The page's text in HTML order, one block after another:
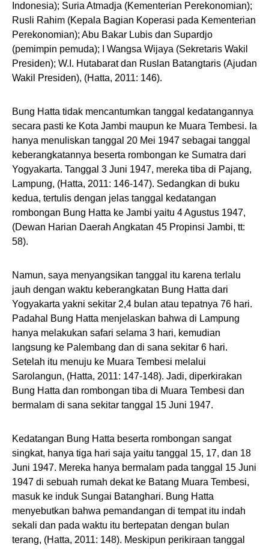
Indonesia); Suria Atmadja (Kementerian Perekonomian);
Rusli Rahim (Kepala Bagian Koperasi pada Kementerian
Perekonomian); Abu Bakar Lubis dan Supardjo
(pemimpin pemuda); I Wangsa Wijaya (Sekretaris Wakil
Presiden); W.I. Hutabarat dan Ruslan Batangtaris (Ajudan
Wakil Presiden), (Hatta, 2011: 146).
Bung Hatta tidak mencantumkan tanggal kedatangannya
secara pasti ke Kota Jambi maupun ke Muara Tembesi. Ia
hanya menuliskan tanggal 20 Mei 1947 sebagai tanggal
keberangkatannya beserta rombongan ke Sumatra dari
Yogyakarta. Tanggal 3 Juni 1947, mereka tiba di Pajang,
Lampung, (Hatta, 2011: 146-147). Sedangkan di buku
kedua, tertulis dengan jelas tanggal kedatangan
rombongan Bung Hatta ke Jambi yaitu 4 Agustus 1947,
(Dewan Harian Daerah Angkatan 45 Propinsi Jambi, tt:
58).
Namun, saya menyangsikan tanggal itu karena terlalu
jauh dengan waktu keberangkatan Bung Hatta dari
Yogyakarta yakni sekitar 2,4 bulan atau tepatnya 76 hari.
Padahal Bung Hatta menjelaskan bahwa di Lampung
hanya melakukan safari selama 3 hari, kemudian
langsung ke Palembang dan di sana sekitar 6 hari.
Setelah itu menuju ke Muara Tembesi melalui
Sarolangun, (Hatta, 2011: 147-148). Jadi, diperkirakan
Bung Hatta dan rombongan tiba di Muara Tembesi dan
bermalam di sana sekitar tanggal 15 Juni 1947.
Kedatangan Bung Hatta beserta rombongan sangat
singkat, hanya tiga hari saja yaitu tanggal 15, 17, dan 18
Juni 1947. Mereka hanya bermalam pada tanggal 15 Juni
1947 di sebuah rumah dekat ke Batang Muara Tembesi,
masuk ke induk Sungai Batanghari. Bung Hatta
menyebutkan bahwa pemandangan di tempat itu indah
sekali dan pada waktu itu bertepatan dengan bulan
terang, (Hatta, 2011: 148). Meskipun perikiraan tanggal